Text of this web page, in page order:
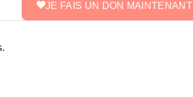
JE FAIS UN DON MAINTENANT